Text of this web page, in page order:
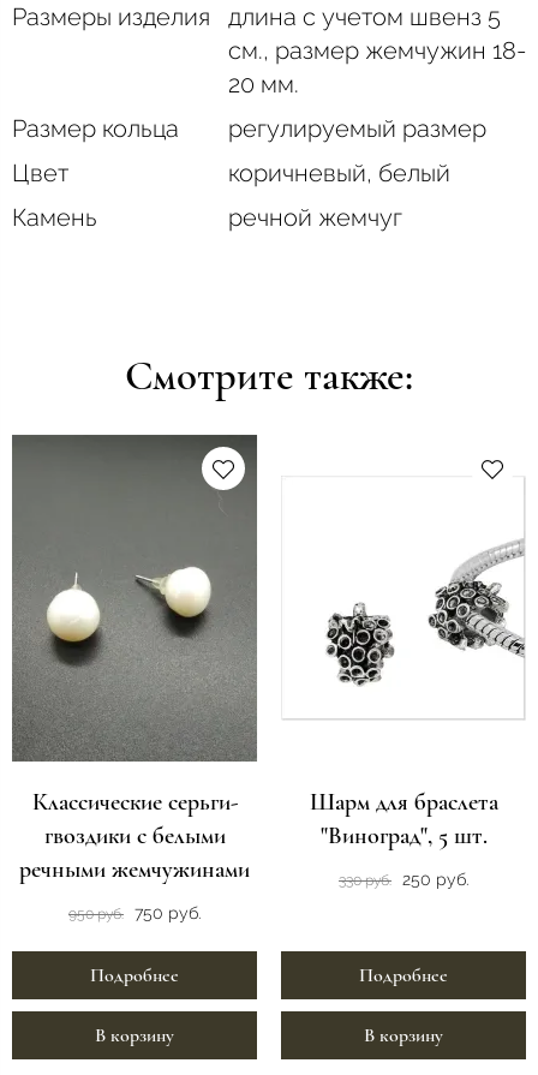
Размеры изделия
длина с учетом швенз 5
см., размер жемчужин 18-
20 мм.
Размер кольца
регулируемый размер
Цвет
коричневый, белый
Камень
речной жемчуг
Смотрите также:
Классические серьги-
гвоздики с белыми
речными жемчужинами
950 руб. 750 руб.
Подробнее
В корзину
Шарм для браслета
"Виноград", 5 шт.
330 руб. 250 руб.
Подробнее
В корзину